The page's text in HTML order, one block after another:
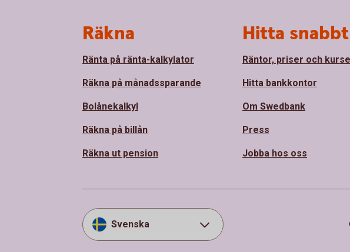
Räkna
Ränta på ränta-kalkylator
Räkna på månadssparande
Bolånekalkyl
Räkna på billån
Räkna ut pension
Hitta snabbt
Räntor, priser och
Hitta bankkontor
Om Swedbank
Press
Jobba hos oss
Svenska